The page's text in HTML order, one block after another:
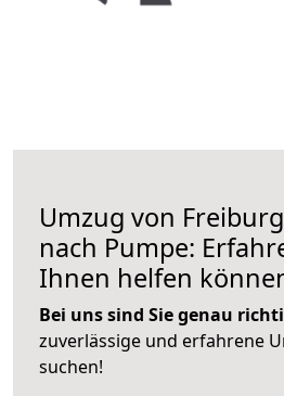
Umzug von
nach Pumpe:
Ihnen helfen
Bei uns sind Sie genau
zuverlässige und erfahrene
suchen!